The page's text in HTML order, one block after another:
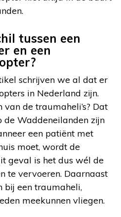
tussen een
en een
schrijven we al dat er
in Nederland zijn.
de traumaheli’s? Dat
de Waddeneilanden zijn
een patiënt met
moet, wordt de
geval is het dus wél de
te vervoeren. Daarnaast
bij een traumaheli,
meekunnen vliegen.